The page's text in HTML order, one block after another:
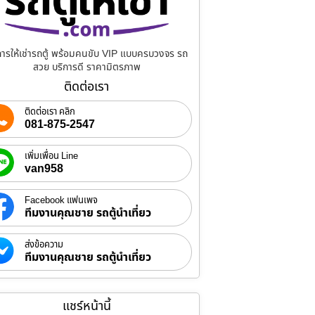
รให้เช่ารถตู้ พร้อมคนขับ VIP แบบครบวงจร รถ
สวย บริการดี ราคามิตรภาพ
ติดต่อเรา
ติดต่อเรา คลิก
081-875-2547
เพิ่มเพื่อน Line
van958
Facebook แฟนเพจ
ทีมงานคุณชาย รถตู้นำเที่ยว
ส่งข้อความ
ทีมงานคุณชาย รถตู้นำเที่ยว
แชร์หน้านี้